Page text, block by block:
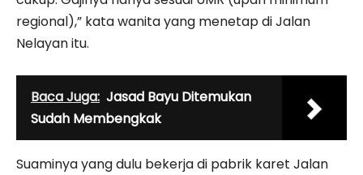
regional),” kata wanita yang menetap di Jalan
Nelayan itu.
Baca Juga: Jasad Bayu Ditemukan
Sudah Membengkak
Suaminya yang dulu bekerja di pabrik karet Jalan